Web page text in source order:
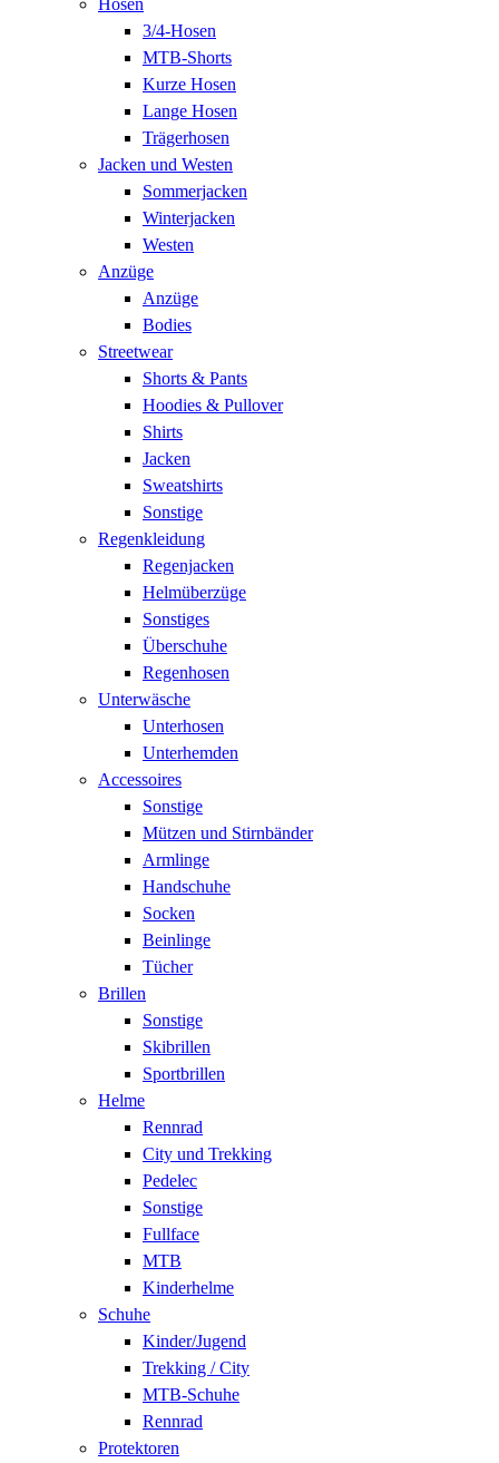
3/4-Hosen
MTB-Shorts
Kurze Hosen
Lange Hosen
Trägerhosen
Jacken und Westen
Sommerjacken
Winterjacken
Westen
Anzüge
Anzüge
Bodies
Streetwear
Shorts & Pants
Hoodies & Pullover
Shirts
Jacken
Sweatshirts
Sonstige
Regenkleidung
Regenjacken
Helmüberzüge
Sonstiges
Überschuhe
Regenhosen
Unterwäsche
Unterhosen
Unterhemden
Accessoires
Sonstige
Mützen und Stirnbänder
Armlinge
Handschuhe
Socken
Beinlinge
Tücher
Brillen
Sonstige
Skibrillen
Sportbrillen
Helme
Rennrad
City und Trekking
Pedelec
Sonstige
Fullface
MTB
Kinderhelme
Schuhe
Kinder/Jugend
Trekking / City
MTB-Schuhe
Rennrad
Protektoren